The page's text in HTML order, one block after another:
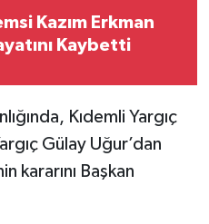
Kazım Erkman
Kaybetti
Kıdemli Yargıç
Gülay Uğur’dan
kararını Başkan